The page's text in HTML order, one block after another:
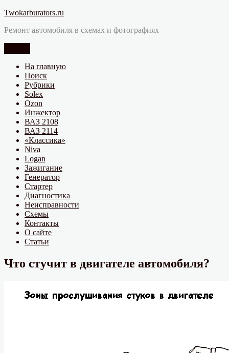
Перейти
содержимому
Twokarburators.ru
Ремонт автомобиля в схемах и фотографиях
На главную
Поиск
Рубрики
Solex
Ozon
Инжектор
ВАЗ 2108
ВАЗ 2114
«Классика»
Niva
Logan
Зажигание
Генератор
Стартер
Диагностика
Неисправности
Схемы
Контакты
О сайте
Статьи
Что стучит в двигателе автомобиля?